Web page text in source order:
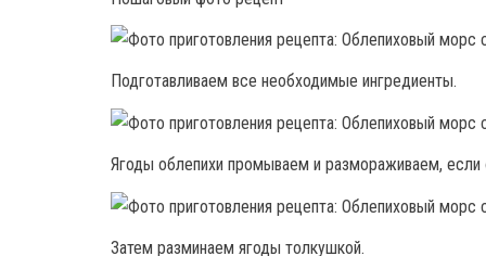
Подготавливаем все необходимые ингредиенты.
Ягоды облепихи промываем и размораживаем,
Затем разминаем ягоды толкушкой.